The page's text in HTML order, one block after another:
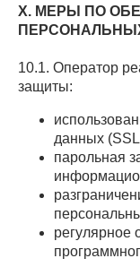
X. МЕРЫ ПО
10.1. Оператор
защиты:
данных
парольная
регулярное